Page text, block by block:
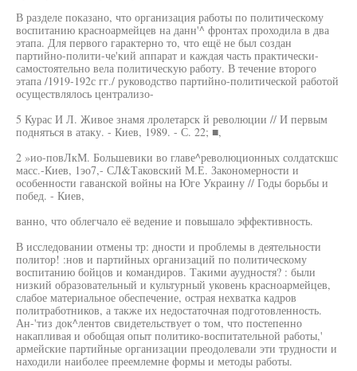
В разделе показано, что организация работы по политическому
воспитанию красноармейцев на данн'^ фронтах проходила в два
этапа. Для первого гарактерно то, что ещё не был создан
партийно-полити-че'кий аппарат и каждая часть практически-
самостоятельно вела политическую работу. В течение второго
этапа /1919-192с гг./ руководство партийно-политической работой
осуществлялось централизо-
5 Курас И Л. Живое знамя лролетарск й революции // И первым
подняться в атаку. - Киев, 1989. - С. 22; ■,
2 »ио-повЛкМ. Большевики во главе^революционных солдатскшс
масс.-Киев, 1эо7,- СЛ&Таковский М.Е. Закономерности и
особенности гаванской войны на Юге Украину // Годы борьбы и
побед. - Киев,
ванно, что облегчало её ведение и повышало эффективность.
В исследовании отмены тр: дности и проблемы в деятельности
политор! :нов и партийных организаций по политическому
воспитанию бойцов и командиров. Такими ауудностя? : были
низкий образовательный и культурный уковень красноармейцев,
слабое материальное обеспечение, острая нехватка кадров
политработников, а также их недостаточная подготовленность.
Ан-'тиз док^лентов свидетельствует о том, что постепенно
накапливая и обобщая опыт политико-воспитательной работы,'
армейские партийные организации преодолевали эти трудности и
находили наиболее преемлемне формы и методы работы.